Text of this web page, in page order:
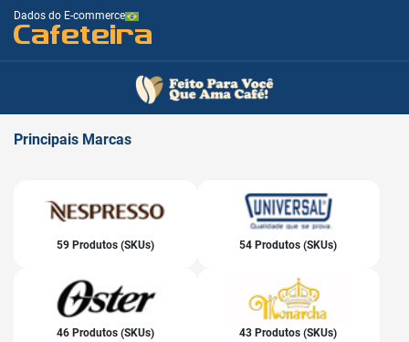
Dados do E-commerce
Cafeteira
Principais Marcas
59 Produtos (SKUs) 54 Produtos (SKUs)
46 Produtos (SKUs) 43 Produtos (SKUs)